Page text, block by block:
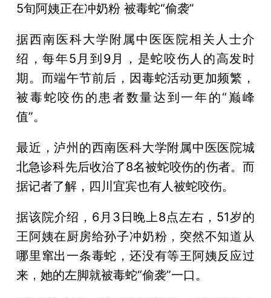
5旬阿姨正在冲奶粉 被毒蛇“偷袭”
据西南医科大学附属中医医院相关人士介
绍，每年5月到9月，是蛇咬伤人的高发时
期。而端午节前后，因毒蛇活动更加频繁，
被毒蛇咬伤的患者数量达到一年的“巅峰
值”。
最近，泸州的西南医科大学附属中医医院城
北急诊科先后收治了8名被蛇咬伤的伤者。而
据记者了解，四川宜宾也有人被蛇咬伤。
据该院介绍，6月3日晚上8点左右，51岁的
王阿姨在厨房给孙子冲奶粉，突然不知道从
哪里窜出一条毒蛇，还没有等王阿姨反应过
来，她的左脚就被毒蛇“偷袭”一口。